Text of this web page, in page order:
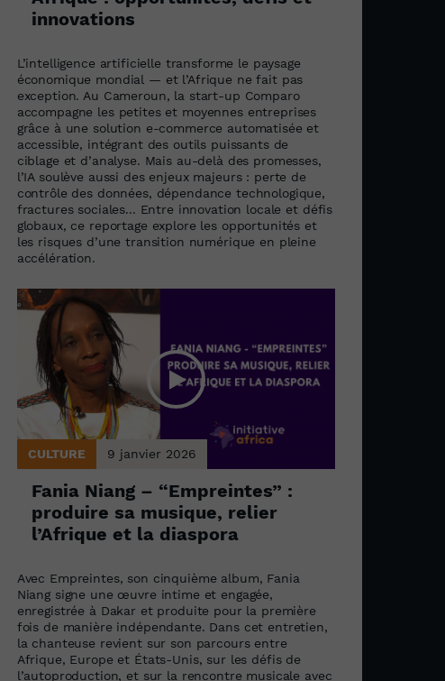
innovations
L’intelligence artificielle transforme le paysage
économique mondial — et l’Afrique ne fait pas
exception. Au Cameroun, la start-up Comparo
accompagne les petites et moyennes entreprises
grâce à une solution e-commerce automatisée et
accessible, intégrant des outils puissants de
ciblage et d’analyse. Mais au-delà des promesses,
l’IA soulève aussi des enjeux majeurs : perte de
contrôle des données, dépendance technologique,
fractures sociales... Entre innovation locale et défis
globaux, ce reportage explore les opportunités et
les risques d’une transition numérique en pleine
accélération.
CULTURE 9 janvier 2026
Fania Niang – “Empreintes” :
produire sa musique, relier
l’Afrique et la diaspora
Avec Empreintes, son cinquième album, Fania
Niang signe une œuvre intime et engagée,
enregistrée à Dakar et produite pour la première
fois de manière indépendante. Dans cet entretien,
la chanteuse revient sur son parcours entre
Afrique, Europe et États-Unis, sur les défis de
l’autoproduction, et sur la rencontre musicale avec